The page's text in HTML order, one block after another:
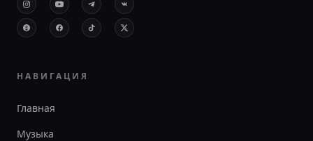
НАВИГАЦИЯ
Главная
Музыка